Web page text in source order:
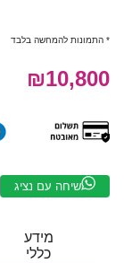
* התמונות להמחשה בלבד
₪10,800
שיחה עם נציג
מידע
כללי